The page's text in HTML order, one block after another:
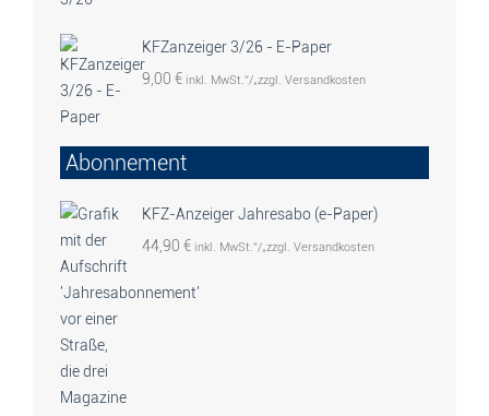
KFZanzeiger 3/26 - E-Paper
9,00 € inkl. MwSt.“/„zzgl. Versandkosten
Abonnement
KFZ-Anzeiger Jahresabo (e-Paper)
44,90 € inkl. MwSt.“/„zzgl. Versandkosten